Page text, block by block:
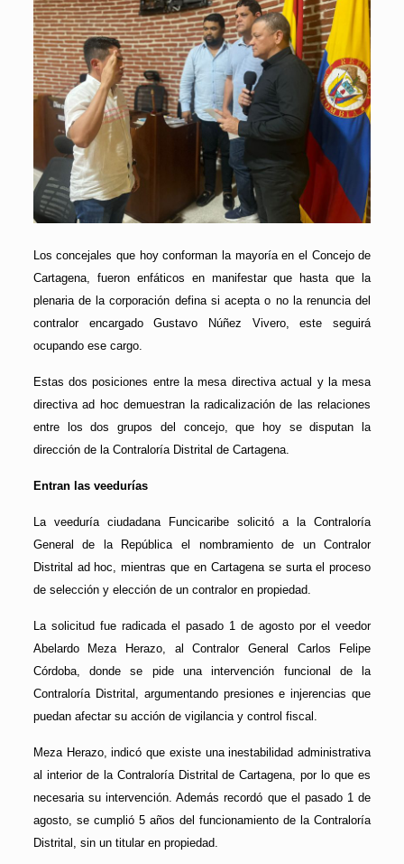
Los concejales que hoy conforman la mayoría en el Concejo de
Cartagena, fueron enfáticos en manifestar que hasta que la
plenaria de la corporación defina si acepta o no la renuncia del
contralor encargado Gustavo Núñez Vivero, este seguirá
ocupando ese cargo.
Estas dos posiciones entre la mesa directiva actual y la mesa
directiva ad hoc demuestran la radicalización de las relaciones
entre los dos grupos del concejo, que hoy se disputan la
dirección de la Contraloría Distrital de Cartagena.
Entran las veedurías
La veeduría ciudadana Funcicaribe solicitó a la Contraloría
General de la República el nombramiento de un Contralor
Distrital ad hoc, mientras que en Cartagena se surta el proceso
de selección y elección de un contralor en propiedad.
La solicitud fue radicada el pasado 1 de agosto por el veedor
Abelardo Meza Herazo, al Contralor General Carlos Felipe
Córdoba, donde se pide una intervención funcional de la
Contraloría Distrital, argumentando presiones e injerencias que
puedan afectar su acción de vigilancia y control fiscal.
Meza Herazo, indicó que existe una inestabilidad administrativa
al interior de la Contraloría Distrital de Cartagena, por lo que es
necesaria su intervención. Además recordó que el pasado 1 de
agosto, se cumplió 5 años del funcionamiento de la Contraloría
Distrital, sin un titular en propiedad.